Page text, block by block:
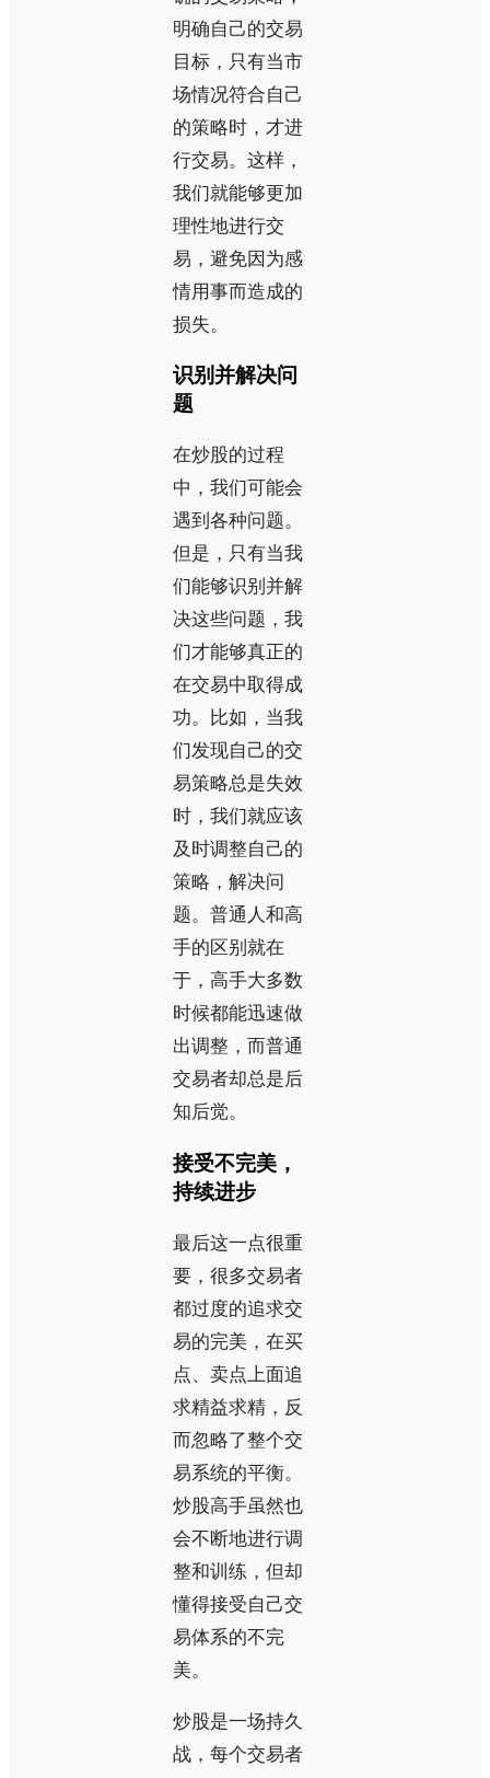
明确自己的交易
目标，只有当市
场情况符合自己
的策略时，才进
行交易。这样，
我们就能够更加
理性地进行交
易，避免因为感
情用事而造成的
损失。
识别并解决问
题
在炒股的过程
中，我们可能会
遇到各种问题。
但是，只有当我
们能够识别并解
决这些问题，我
们才能够真正的
在交易中取得成
功。比如，当我
们发现自己的交
易策略总是失效
时，我们就应该
及时调整自己的
策略，解决问
题。普通人和高
手的区别就在
于，高手大多数
时候都能迅速做
出调整，而普通
交易者却总是后
知后觉。
接受不完美，
持续进步
最后这一点很重
要，很多交易者
都过度的追求交
易的完美，在买
点、卖点上面追
求精益求精，反
而忽略了整个交
易系统的平衡。
炒股高手虽然也
会不断地进行调
整和训练，但却
懂得接受自己交
易体系的不完
美。
炒股是一场持久
战，每个交易者